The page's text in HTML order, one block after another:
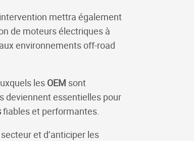
mettra également
de moteurs électriques à
environnements off-road
les OEM sont
deviennent essentielles pour
fiables et performantes.
et d’anticiper les